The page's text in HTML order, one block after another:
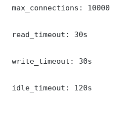
max_connections: 10000
read_timeout: 30s
write_timeout: 30s
idle_timeout: 120s